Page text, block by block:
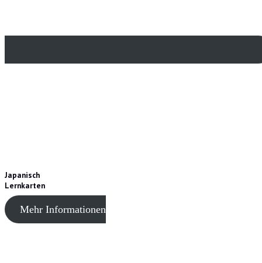
Japanisch
Lernkarten
Mehr Informationen